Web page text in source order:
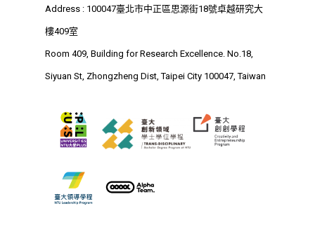
Address : 100047臺北市中正區思源街18號卓越研究大
樓409室
Room 409, Building for Research Excellence. No.18,
Siyuan St, Zhongzheng Dist, Taipei City 100047, Taiwan
Research Excellence.
Taipei City 100047,